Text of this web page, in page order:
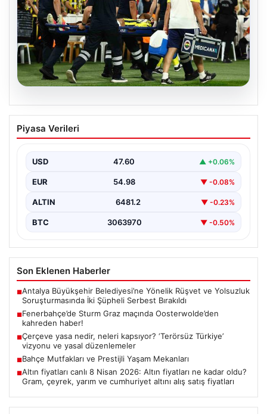
05.08.2026
Fenerbahçe’de Sturm Graz maçında
Oosterwolde’den kahreden haber!
Piyasa Verileri
USD 47.60 ▲ +0.06%
EUR 54.98 ▼ -0.08%
ALTIN 6481.2 ▼ -0.23%
BTC 3063970 ▼ -0.50%
Son Eklenen Haberler
■Antalya Büyükşehir Belediyesi’ne Yönelik Rüşvet ve Yolsuzluk
Soruşturmasında İki Şüpheli Serbest Bırakıldı
■Fenerbahçe’de Sturm Graz maçında Oosterwolde’den
kahreden haber!
■Çerçeve yasa nedir, neleri kapsıyor? ‘Terörsüz Türkiye’
vizyonu ve yasal düzenlemeler
■Bahçe Mutfakları ve Prestijli Yaşam Mekanları
■Altın fiyatları canlı 8 Nisan 2026: Altın fiyatları ne kadar oldu?
Gram, çeyrek, yarım ve cumhuriyet altını alış satış fiyatları